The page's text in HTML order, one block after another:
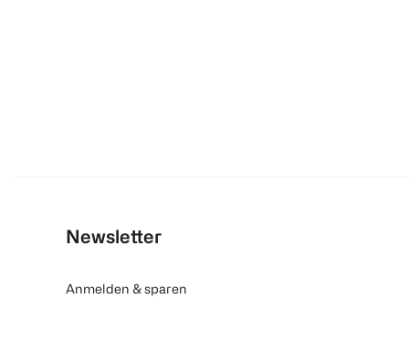
Newsletter
Anmelden & sparen